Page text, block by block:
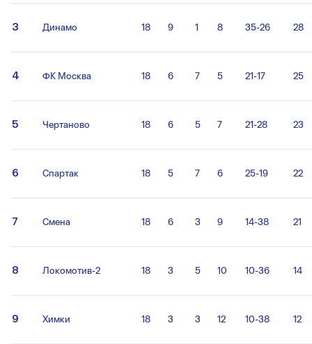
3 Динамо 18 9 1 8 35-26 28
4 ФК Москва 18 6 7 5 21-17 25
5 Чертаново 18 6 5 7 21-28 23
6 Спартак 18 5 7 6 25-19 22
7 Смена 18 6 3 9 14-38 21
8 Локомотив-2 18 3 5 10 10-36 14
9 Химки 18 3 3 12 10-38 12